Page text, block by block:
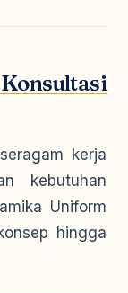
kerja
kebutuhan
Uniform
hingga